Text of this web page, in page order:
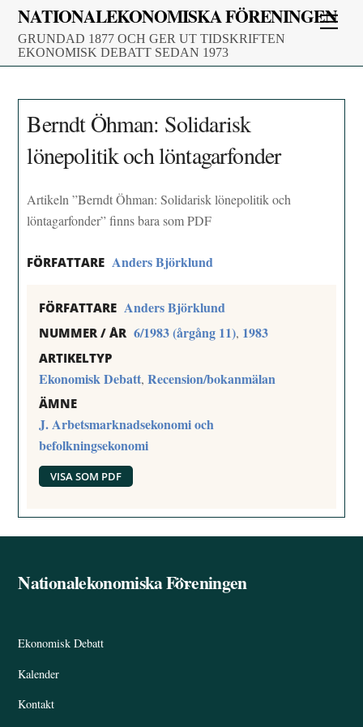
Skip
content
NATIONALEKONOMISKA FÖRENINGEN
GRUNDAD 1877 OCH GER UT TIDSKRIFTEN
EKONOMISK DEBATT SEDAN 1973
Berndt Öhman: Solidarisk
lönepolitik och löntagarfonder
Artikeln ”Berndt Öhman: Solidarisk lönepolitik och
löntagarfonder” finns bara som PDF
FÖRFATTARE Anders Björklund
FÖRFATTARE Anders Björklund
NUMMER / ÅR 6/1983 (årgång 11), 1983
ARTIKELTYP
Ekonomisk Debatt,Recension/bokanmälan
ÄMNE
J. Arbetsmarknadsekonomi och
befolkningsekonomi
VISA SOM PDF
Back
Nationalekonomiska Föreningen
Ekonomisk Debatt
Kalender
Kontakt